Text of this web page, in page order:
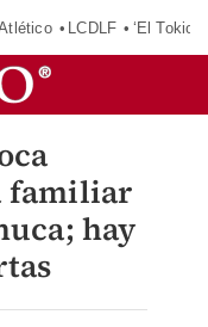
LCDLF ‘El Tokio’
familiar
hay